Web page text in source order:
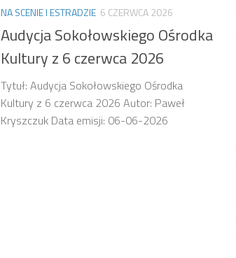
NA SCENIE I ESTRADZIE 6 CZERWCA 2026
Audycja Sokołowskiego Ośrodka
Kultury z 6 czerwca 2026
Tytuł: Audycja Sokołowskiego Ośrodka
Kultury z 6 czerwca 2026 Autor: Paweł
Kryszczuk Data emisji: 06-06-2026